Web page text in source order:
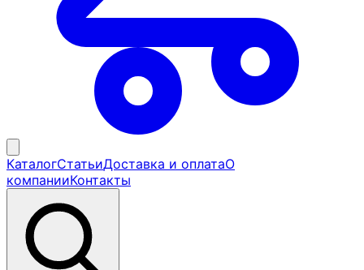
КаталогСтатьиДоставка и оплатаО
компанииКонтакты